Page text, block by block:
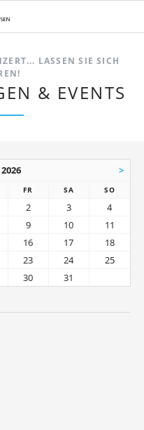
LASSEN SIE SICH
& EVENTS
>
FR SA SO
2 3
4
9 10
11
16 17
18
23 24
25
30 31